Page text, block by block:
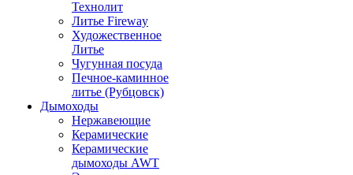
Технолит
Литье Fireway
Художественное
Литье
Чугунная посуда
Печное-каминное
литье (Рубцовск)
Дымоходы
Нержавеющие
Керамические
Керамические
дымоходы AWT